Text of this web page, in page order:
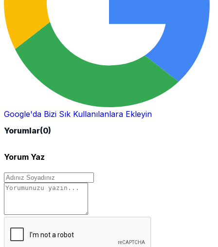
Google'da Bizi Sık Kullanılanlara Ekleyin
Yorumlar(0)
Yorum Yaz